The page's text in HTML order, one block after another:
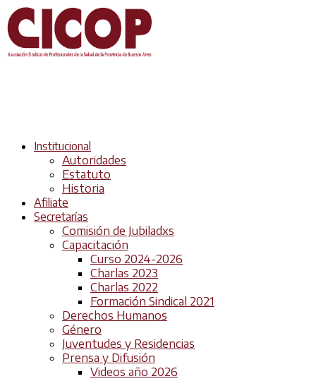
Institucional
Autoridades
Estatuto
Historia
Afiliate
Secretarías
Comisión de Jubiladxs
Capacitación
Curso 2024-2026
Charlas 2023
Charlas 2022
Formación Sindical 2021
Derechos Humanos
Género
Juventudes y Residencias
Prensa y Difusión
Videos año 2026